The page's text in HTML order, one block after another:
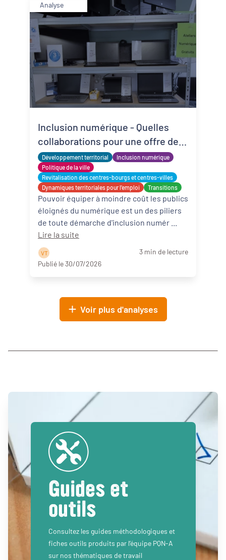
Analyse
Développement territorial
Inclusion numérique
Politique de la ville
Revitalisation des centres-bourgs et centres-villes
Dynamiques territoriales pour l’emploi
Transitions
Inclusion numérique - Quelles
collaborations pour une offre de
matériels reconditionnés locale,
solidaire et adaptée ?
Pouvoir équiper à moindre coût les publics
éloignés du numérique est un des piliers
Lire la suite
V T
3 min de lecture
Publié le 30/07/2026
Voir plus d'analyses
Guides et
outils
Consultez les guides méthodologiques et
fiches outils produits par l’équipe PQN-A
sur nos thématiques de travail